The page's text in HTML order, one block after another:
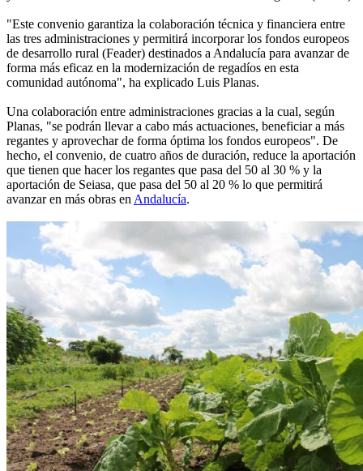
"Este convenio garantiza la colaboración técnica y financiera entre
las tres administraciones y permitirá incorporar los fondos europeos
de desarrollo rural (Feader) destinados a Andalucía para avanzar de
forma más eficaz en la modernización de regadíos en esta
comunidad autónoma", ha explicado Luis Planas.
Una colaboración entre administraciones gracias a la cual, según
Planas, "se podrán llevar a cabo más actuaciones, beneficiar a más
regantes y aprovechar de forma óptima los fondos europeos". De
hecho, el convenio, de cuatro años de duración, reduce la aportación
que tienen que hacer los regantes que pasa del 50 al 30 % y la
aportación de Seiasa, que pasa del 50 al 20 % lo que permitirá
avanzar en más obras en Andalucía.